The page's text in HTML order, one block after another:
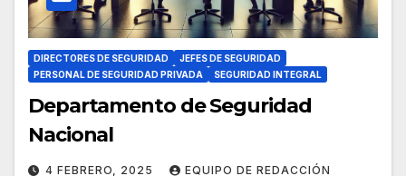
DIRECTORES DE SEGURIDAD
JEFES DE SEGURIDAD
PERSONAL DE SEGURIDAD PRIVADA
SEGURIDAD INTEGRAL
Departamento de Seguridad
Nacional
4 FEBRERO, 2025 EQUIPO DE REDACCIÓN